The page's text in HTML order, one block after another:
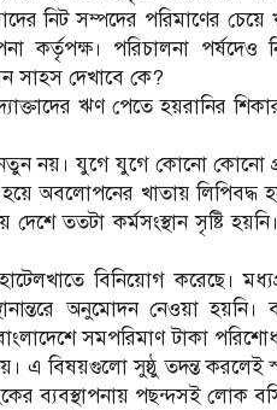
নিট সম্পদের পরিমাণের
কর্তৃপক্ষ। পরিচালনা
সাহস দেখাবে কে?
ঋণ পেতে হয়রানির
নতুন নয়। যুগে যুগে কোনো কোনো
অবলোপনের খাতায় লিপিবদ্ধ
ততটা কর্মসংস্থান সৃষ্টি
বিনিয়োগ করেছে।
অনুমোদন নেওয়া হয়নি।
সমপরিমাণ টাকা
এ বিষয়গুলো সুষ্ঠু তদন্ত করলেই
ব্যবস্থাপনায় পছন্দসই লোক